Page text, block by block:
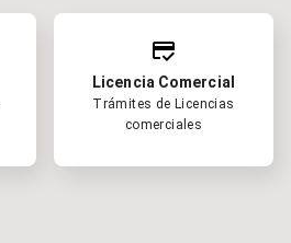
credit_score
Licencia Comercial
Trámites de Licencias
comerciales